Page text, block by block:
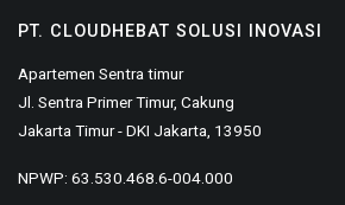
PT. CLOUDHEBAT SOLUSI INOVASI
Apartemen Sentra timur
Jl. Sentra Primer Timur, Cakung
Jakarta Timur - DKI Jakarta, 13950
NPWP: 63.530.468.6-004.000